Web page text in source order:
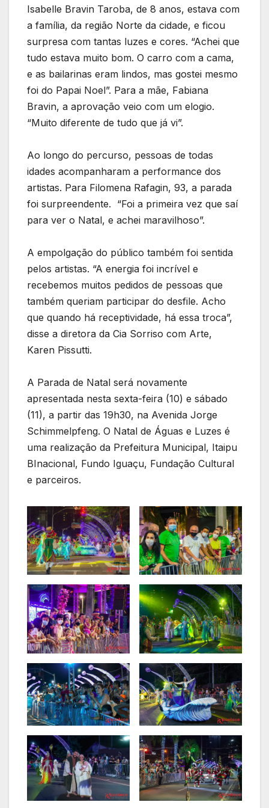
Isabelle Bravin Taroba, de 8 anos, estava com
a família, da região Norte da cidade, e ficou
surpresa com tantas luzes e cores. “Achei que
tudo estava muito bom. O carro com a cama,
e as bailarinas eram lindos, mas gostei mesmo
foi do Papai Noel”. Para a mãe, Fabiana
Bravin, a aprovação veio com um elogio.
“Muito diferente de tudo que já vi”.
Ao longo do percurso, pessoas de todas
idades acompanharam a performance dos
artistas. Para Filomena Rafagin, 93, a parada
foi surpreendente. “Foi a primeira vez que saí
para ver o Natal, e achei maravilhoso”.
A empolgação do público também foi sentida
pelos artistas. “A energia foi incrível e
recebemos muitos pedidos de pessoas que
também queriam participar do desfile. Acho
que quando há receptividade, há essa troca”,
disse a diretora da Cia Sorriso com Arte,
Karen Pissutti.
A Parada de Natal será novamente
apresentada nesta sexta-feira (10) e sábado
(11), a partir das 19h30, na Avenida Jorge
Schimmelpfeng. O Natal de Águas e Luzes é
uma realização da Prefeitura Municipal, Itaipu
BInacional, Fundo Iguaçu, Fundação Cultural
e parceiros.